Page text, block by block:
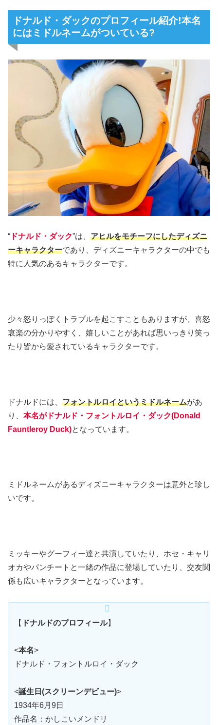
ドナルド・ダックのプロフィール紹介!本名
にはミドルネームがついている?
“ ドナルド・ダック”は、 アヒルをモチーフにしたディズニ
ーキャラクターであり、ディズニーキャラクターの中でも
特に人気のあるキャラクターです。
少々怒りっぽくトラブルを起こすこともありますが、喜怒
哀楽の分かりやすく、嬉しいことがあれば思いっきり笑っ
たり皆から愛されているキャラクターです。
ドナルドには、 フォントルロイというミドルネームがあ
り、 本名がドナルド・フォントルロイ・ダック(Donald
Fauntleroy Duck)となっています。
ミドルネームがあるディズニーキャラクターは意外と珍し
いです。
ミッキーやグーフィー達と共演していたり、ホセ・キャリ
オカやパンチートと一緒の作品に登場していたり、交友関
係も広いキャラクターとなっています。
【 ドナルドのプロフィール】
<本名>
ドナルド・フォントルロイ・ダック
<誕生日(スクリーンデビュー)>
1934年6月9日
作品名：かしこいメンドリ